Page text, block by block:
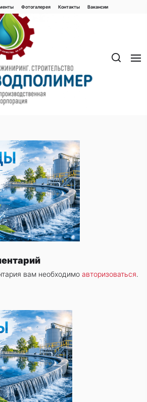
вам необходимо авторизоваться.
Фотогалерея Контaкты Вакaнсии